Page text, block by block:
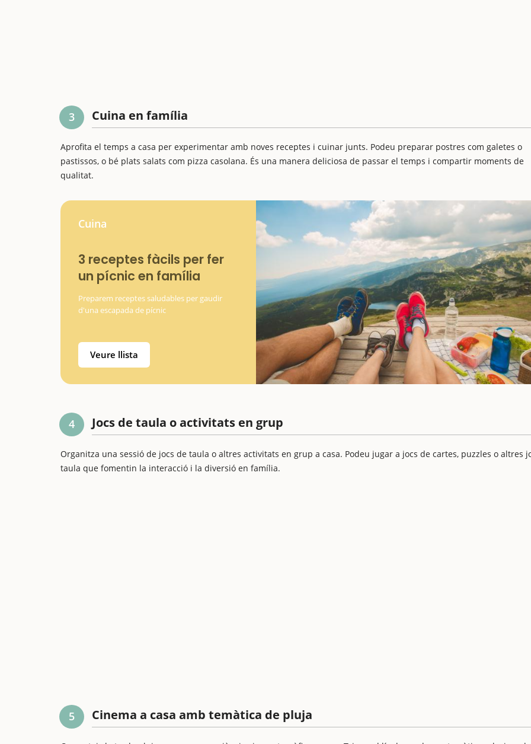
3 Cuina en família
Aprofita el temps a casa per experimentar amb noves receptes i cuinar junts. Podeu preparar postres com galetes o
pastissos, o bé plats salats com pizza casolana. És una manera deliciosa de passar el temps i compartir moments de
qualitat.
Cuina
3 receptes fàcils per fer
un pícnic en família
Preparem receptes saludables per gaudir
d'una escapada de pícnic
Veure llista
4 Jocs de taula o activitats en grup
Organitza una sessió de jocs de taula o altres activitats en grup a casa. Podeu jugar a jocs de cartes, puzzles o altres
taula que fomentin la interacció i la diversió en família.
5 Cinema a casa amb temàtica de pluja